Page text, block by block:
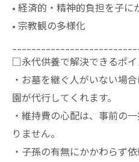
• 経済的・精神的負担を子に
• 宗教観の多様化
□永代供養で解決できるポイ
・お墓を継ぐ人がいない場
園が代行してくれます。
・維持費の心配は、事前の
りません。
・子孫の有無にかかわらず